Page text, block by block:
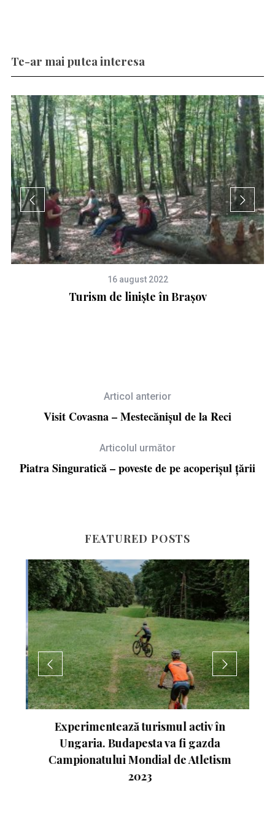
Te-ar mai putea interesa
16 august 2022
Turism de liniște în Brașov
Articol anterior
Visit Covasna – Mestecănișul de la Reci
Articolul următor
Piatra Singuratică – poveste de pe acoperișul țării
FEATURED POSTS
Experimentează turismul activ în
Ungaria. Budapesta va fi gazda
Campionatului Mondial de Atletism
2023